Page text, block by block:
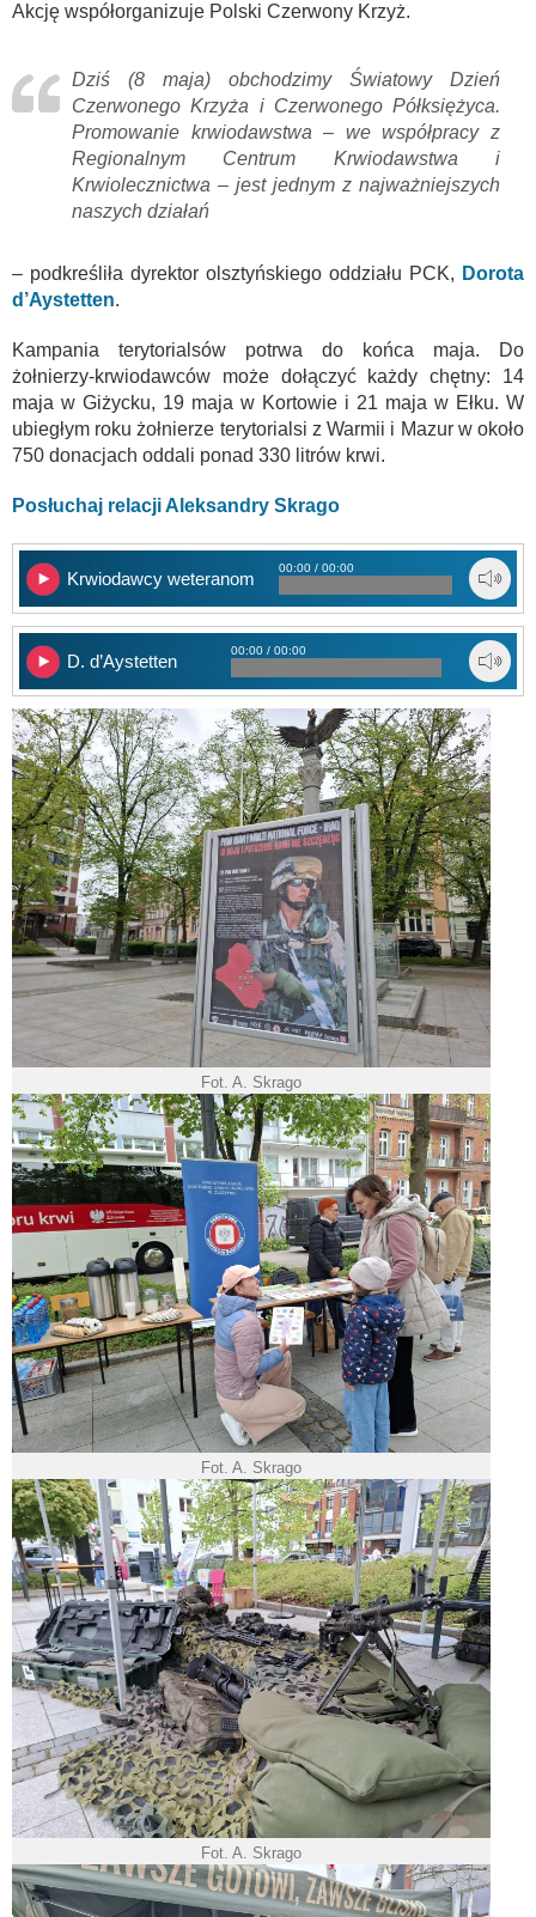
Akcję współorganizuje Polski Czerwony Krzyż.
Dziś (8 maja) obchodzimy Światowy Dzień
Czerwonego Krzyża i Czerwonego Półksiężyca.
Promowanie krwiodawstwa – we współpracy z
Regionalnym Centrum Krwiodawstwa i
Krwiolecznictwa – jest jednym z najważniejszych
naszych działań
– podkreśliła dyrektor olsztyńskiego oddziału PCK, Dorota
d’Aystetten.
Kampania terytorialsów potrwa do końca maja. Do
żołnierzy-krwiodawców może dołączyć każdy chętny: 14
maja w Giżycku, 19 maja w Kortowie i 21 maja w Ełku. W
ubiegłym roku żołnierze terytorialsi z Warmii i Mazur w około
750 donacjach oddali ponad 330 litrów krwi.
Posłuchaj relacji Aleksandry Skrago
Krwiodawcy weteranom
00:00 / 00:00
D. d’Aystetten
00:00 / 00:00
Fot. A. Skrago
Fot. A. Skrago
Fot. A. Skrago